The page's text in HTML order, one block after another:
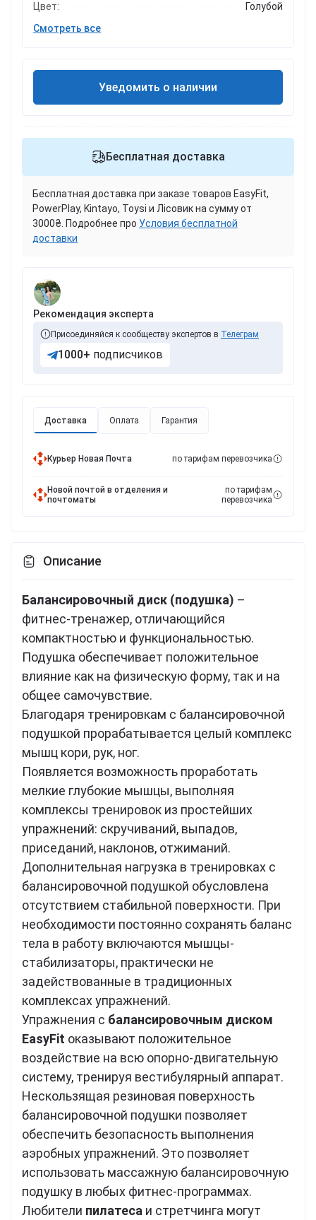
Цвет:
Голубой
Смотреть все
Доставка Оплата Гарантия
Курьер Новая Почта по тарифам перевозчика
Новой почтой в отделения и
почтоматы
по тарифам
перевозчика
Уведомить о наличии
Бесплатная доставка
Бесплатная доставка при заказе товаров EasyFit,
PowerPlay, Kintayo, Toysi и Лісовик на сумму от
3000₴. Подробнее про Условия бесплатной
доставки
Рекомендация эксперта
Присоединяйся к сообществу экспертов в Телеграм
1000+ подписчиков
Описание
Балансировочный диск (подушка) –
фитнес-тренажер, отличающийся
компактностью и функциональностью.
Подушка обеспечивает положительное
влияние как на физическую форму, так и на
общее самочувствие.
Благодаря тренировкам с балансировочной
подушкой прорабатывается целый комплекс
мышц кори, рук, ног.
Появляется возможность проработать
мелкие глубокие мышцы, выполняя
комплексы тренировок из простейших
упражнений: скручиваний, выпадов,
приседаний, наклонов, отжиманий.
Дополнительная нагрузка в тренировках с
балансировочной подушкой обусловлена
отсутствием стабильной поверхности. При
необходимости постоянно сохранять баланс
тела в работу включаются мышцы-
стабилизаторы, практически не
задействованные в традиционных
комплексах упражнений.
Упражнения с балансировочным диском
EasyFit оказывают положительное
воздействие на всю опорно-двигательную
систему, тренируя вестибулярный аппарат.
Нескользящая резиновая поверхность
балансировочной подушки позволяет
обеспечить безопасность выполнения
аэробных упражнений. Это позволяет
использовать массажную балансировочную
подушку в любых фитнес-программах.
Любители пилатеса и стретчинга могут